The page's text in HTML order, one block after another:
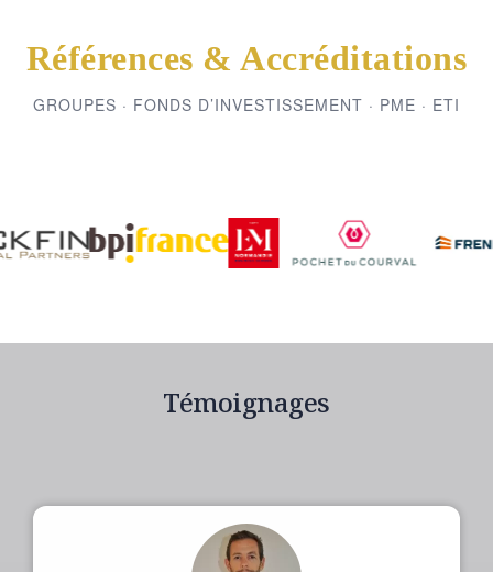
Références & Accréditations
GROUPES · FONDS D’INVESTISSEMENT · PME · ETI
Témoignages